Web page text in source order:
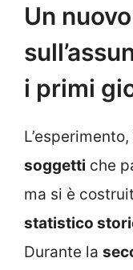
Un
i primi
soggetti che
ma si è
statistico
Durante la